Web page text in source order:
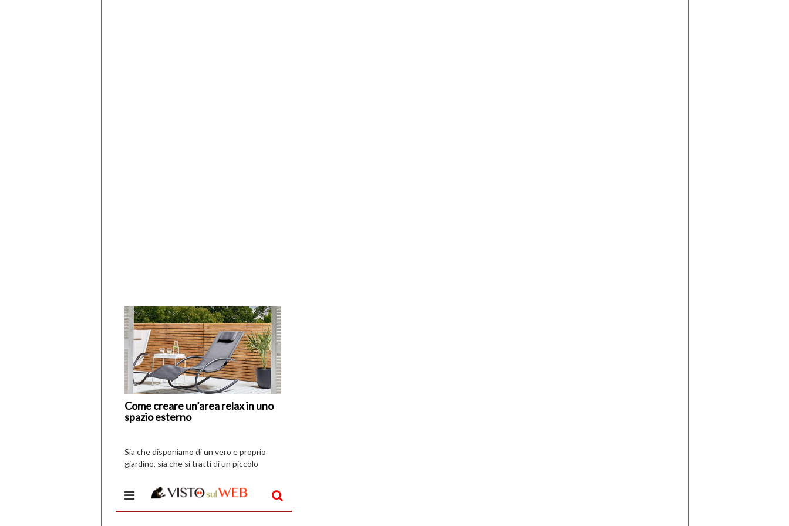
Come creare un’area relax in uno
spazio esterno
di
I
Vespri
Sia che disponiamo di un vero e proprio
giardino, sia che si tratti di un piccolo